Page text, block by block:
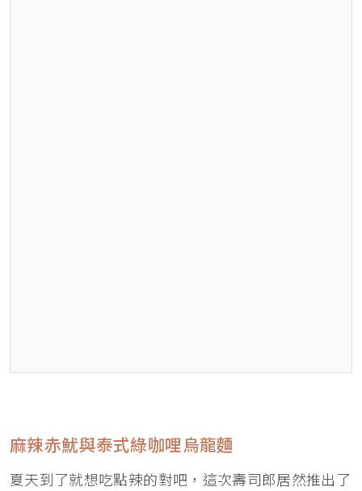
麻辣赤魷與泰式綠咖哩烏龍麵
夏天到了就想吃點辣的對吧，這次壽司郎居然推出了